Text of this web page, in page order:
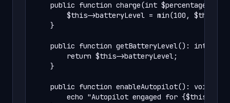
public function charge(int $percentage):
$this->batteryLevel = min(100, $this-
    }
    public function getBatteryLevel(): int {
        return $this->batteryLevel;
    }
    public function enableAutopilot(): void {
echo "Autopilot engaged for {$this-